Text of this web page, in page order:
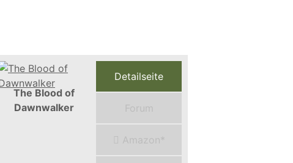
The Blood of
Dawnwalker
Detailseite
Forum
Amazon*